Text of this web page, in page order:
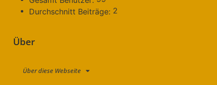
Durchschnitt Beiträge: 2
Über
Über diese Webseite